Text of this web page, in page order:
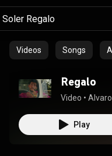
Videos Songs
Regalo
Video •
Play